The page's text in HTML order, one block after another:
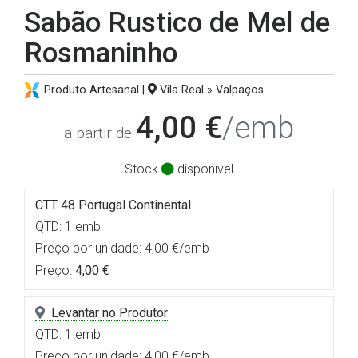
Sabão Rustico de Mel de
Rosmaninho
Produto Artesanal | Vila Real » Valpaços
a partir de 4,00 €/emb
Stock disponível
CTT 48 Portugal Continental
QTD: 1 emb
Preço por unidade: 4,00 €/emb
Preço: 4,00 €
Levantar no Produtor
QTD: 1 emb